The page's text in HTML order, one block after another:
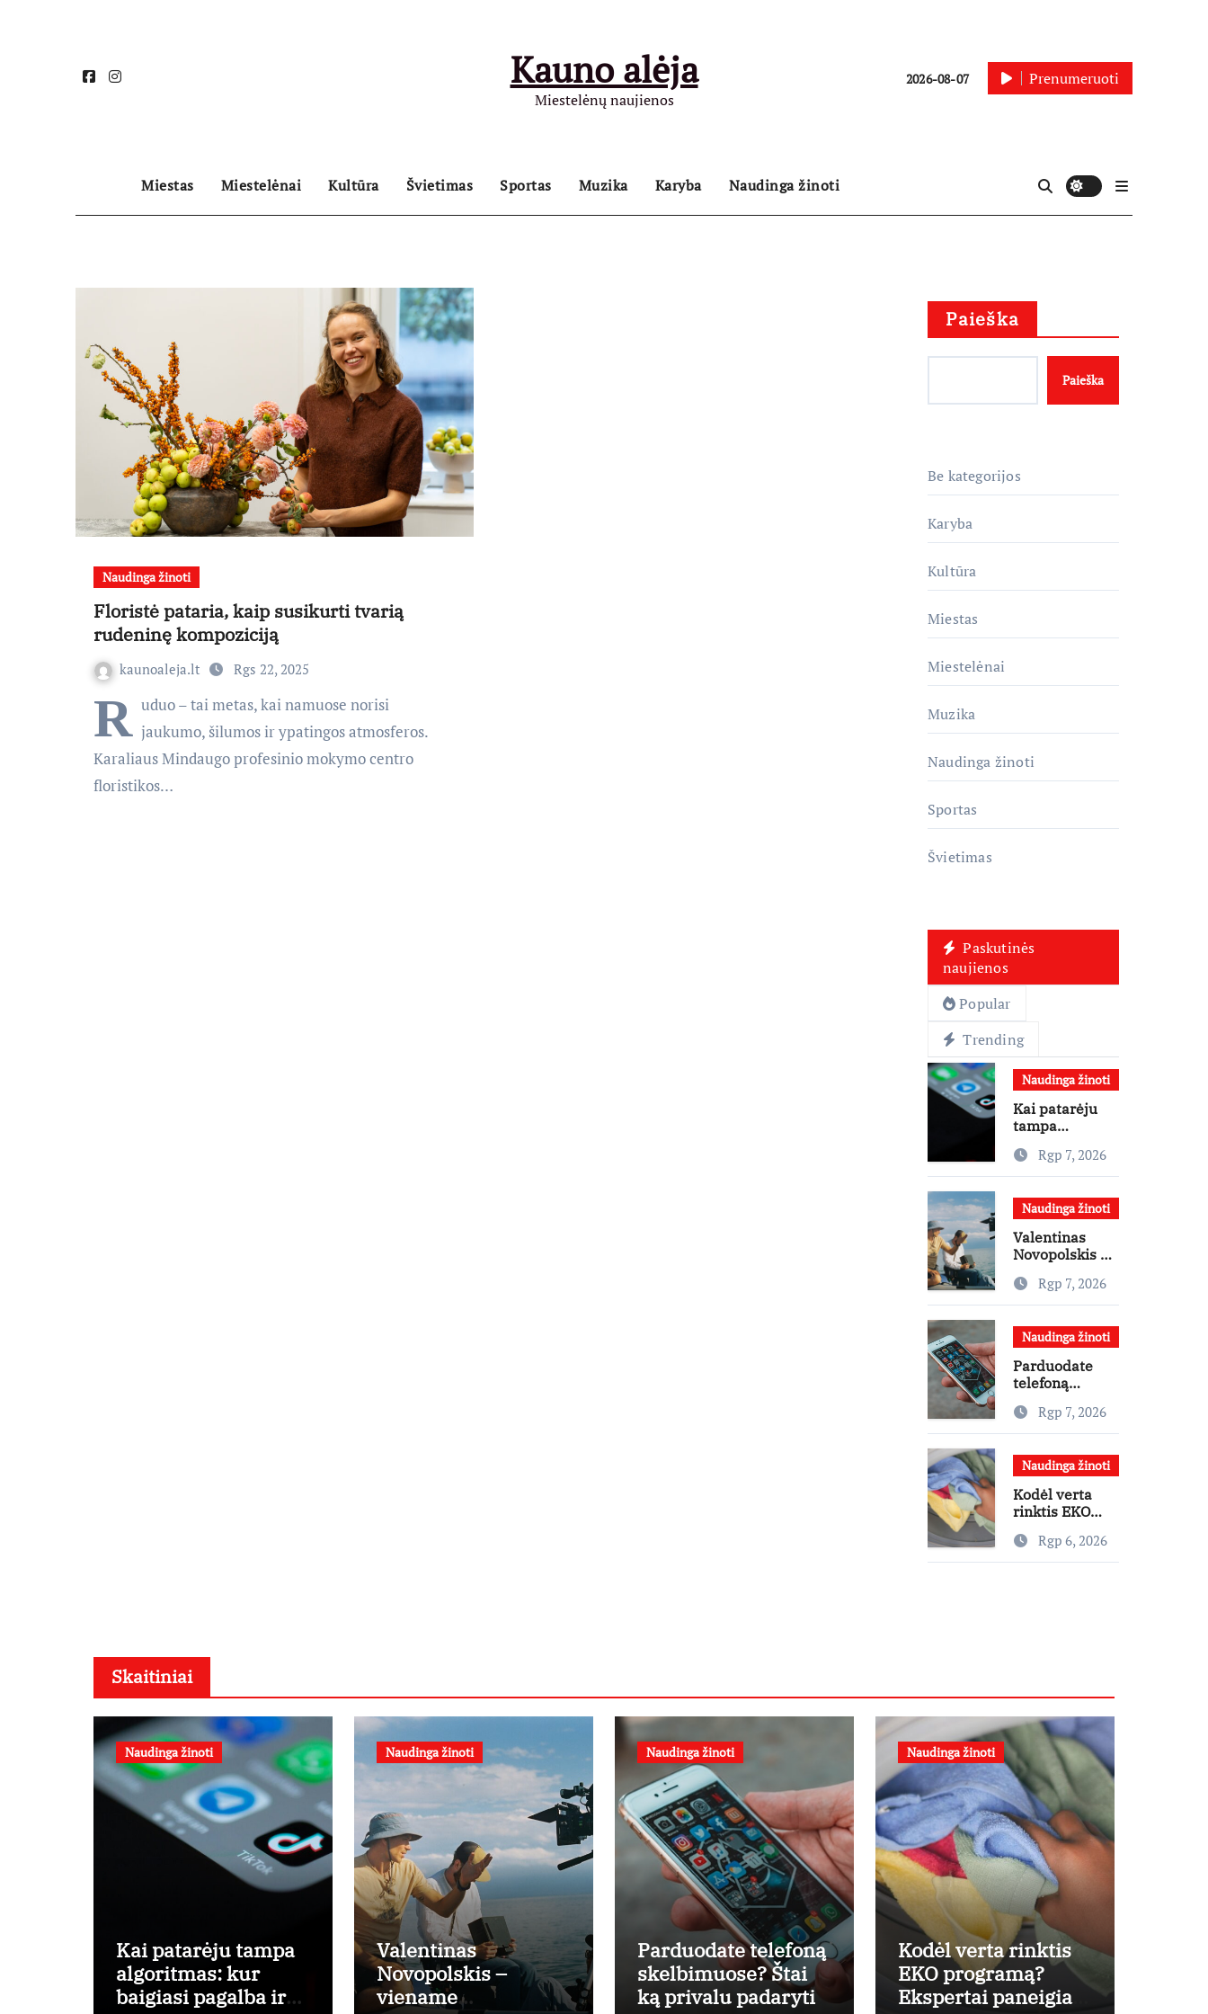
Kauno alėja
Miestelėnų naujienos
2026-08-07 Prenumeruoti
Miestas Miestelėnai Kultūra Švietimas Sportas Muzika Karyba Naudinga žinoti
Naudinga žinoti
Floristė pataria, kaip susikurti tvarią
rudeninę kompoziciją
kaunoaleja.lt Rgs 22, 2025
R uduo – tai metas, kai namuose norisi
jaukumo, šilumos ir ypatingos atmosferos.
Karaliaus Mindaugo profesinio mokymo centro
floristikos…
Paieška
Paieška
Be kategorijos
Karyba
Kultūra
Miestas
Miestelėnai
Muzika
Naudinga žinoti
Sportas
Švietimas
Paskutinės
naujienos
Popular
Trending
Naudinga žinoti
Kai patarėju
tampa
baigiasi
pagalba ir
prasideda
reklama?
Rgp 7, 2026
Naudinga žinoti
Valentinas
Novopolskis –
pagrindinių
vaidmenų
penkių šalių
filme
„Nugalėtoja“:
Lietuvos kino
teatruose –
nuo rugpjūčio
7-osios
Rgp 7, 2026
Naudinga žinoti
Parduodate
telefoną
Štai ką privalu
padaryti
Rgp 7, 2026
Naudinga žinoti
Kodėl verta
rinktis EKO
Ekspertai
paneigia
Rgp 6, 2026
Skaitiniai
Naudinga žinoti
Kai patarėju tampa
algoritmas: kur
baigiasi pagalba ir
Naudinga žinoti
Valentinas
Novopolskis –
viename
Naudinga žinoti
Parduodate telefoną
skelbimuose? Štai
ką privalu padaryti
Naudinga žinoti
Kodėl verta rinktis
EKO programą?
Ekspertai paneigia